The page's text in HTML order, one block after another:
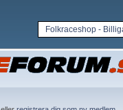
Folkraceshop -